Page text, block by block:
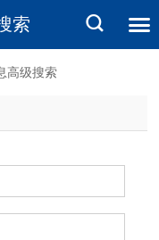
索
高级搜索